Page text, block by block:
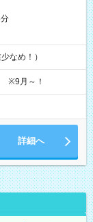
なめ！）
※9月～！
詳細へ